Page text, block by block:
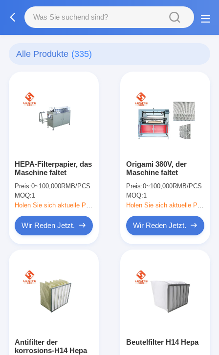
Alle Produkte (335)
HEPA-Filterpapier, das
Maschine faltet
Preis:0~100,000RMB/PCS
MOQ:1
Wir Reden Jetzt.
Origami 380V, der
Maschine faltet
Preis:0~100,000RMB/PCS
MOQ:1
Wir Reden Jetzt.
Antifilter der
korrosions-H14 Hepa
Beutelfilter H14 Hepa